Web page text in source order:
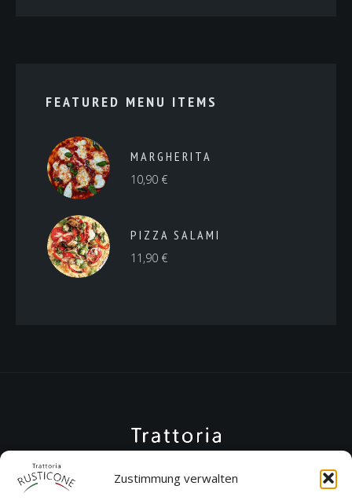
Zustimmung verwalten
FEATURED MENU ITEMS
MARGHERITA
10,90 €
PIZZA SALAMI
11,90 €